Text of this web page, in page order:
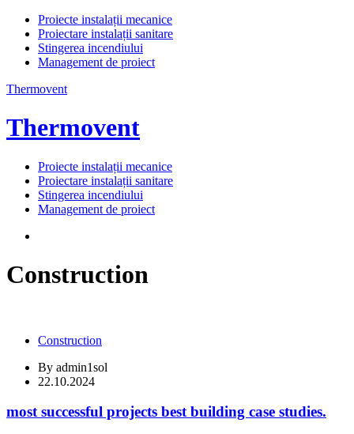
Proiecte instalații mecanice
Proiectare instalații sanitare
Stingerea incendiului
Management de proiect
Thermovent
Thermovent
Proiecte instalații mecanice
Proiectare instalații sanitare
Stingerea incendiului
Management de proiect
Construction
Construction
By admin1sol
22.10.2024
most successful projects best building case studies.